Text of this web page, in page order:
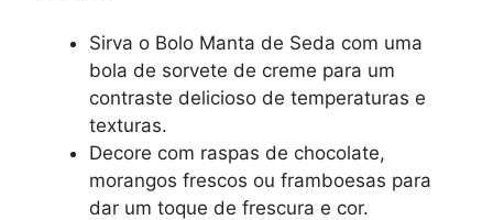
Sirva o Bolo Manta de Seda com uma
bola de sorvete de creme para um
contraste delicioso de temperaturas e
texturas.
Decore com raspas de chocolate,
morangos frescos ou framboesas para
dar um toque de frescura e cor.